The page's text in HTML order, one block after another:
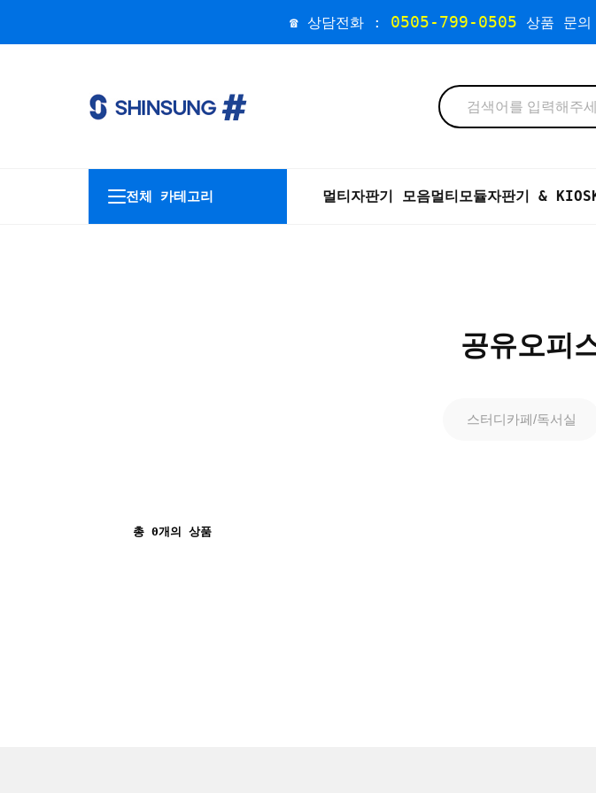
☎ 상담전화 : 0505-799-0505 상품 문의
전체 카테고리 멀티자판기 모음멀티모듈자판기 &
공유오피
스터디카페/독서실
총 0개의 상품